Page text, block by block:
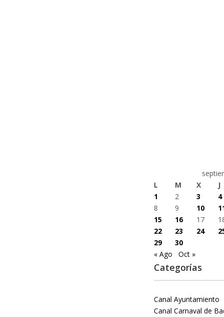
L
M X J
1
2 3 4
8
9 10
15
16 17
22
23 24
29
30
« Ago
Oct »
Categorías
Canal Ayuntamiento
Canal Carnaval de